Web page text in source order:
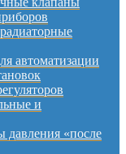
автоматизации
и
давления «после